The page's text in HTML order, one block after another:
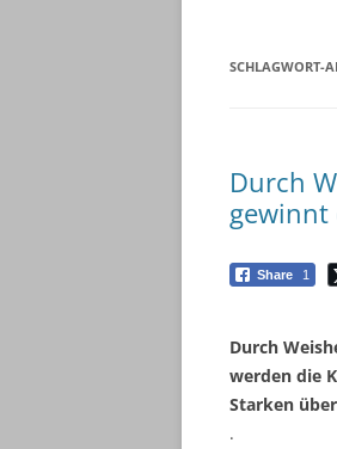
SCHLAGWORT-
Durch
gewinnt
Share 1
Durch
werden die
Starken
.